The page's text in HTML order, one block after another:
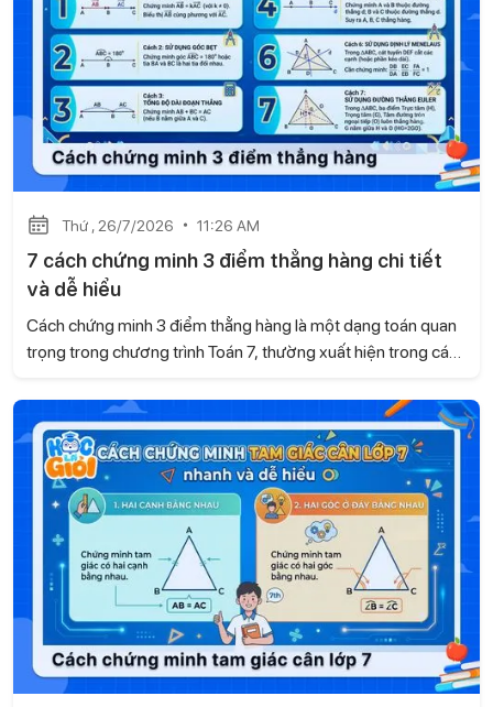
Thứ , 26/7/2026 11:26 AM
7 cách chứng minh 3 điểm thẳng hàng chi tiết
và dễ hiểu
Cách chứng minh 3 điểm thẳng hàng là một dạng toán quan
trọng trong chương trình Toán 7, thường xuất hiện trong các
thức với cuộc sống, Học là Giỏi sẽ hướng dẫn những
phương pháp chứng minh dễ hiểu, giúp học sinh vận dụng
linh hoạt khi làm bài.